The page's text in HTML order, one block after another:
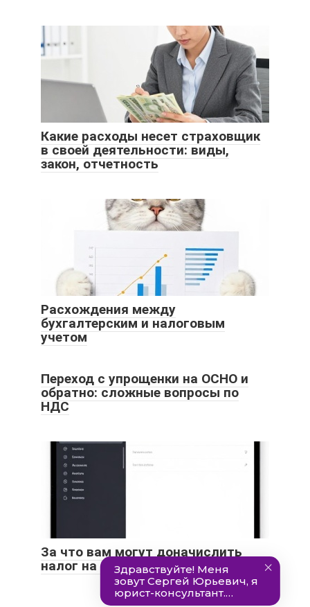
Какие расходы несет страховщик
в своей деятельности: виды,
закон, отчетность
Расхождения между
бухгалтерским и налоговым
учетом
Переход с упрощенки на ОСНО и
обратно: сложные вопросы по
НДС
За что вам могут доначислить
налог на доходы физических лиц?